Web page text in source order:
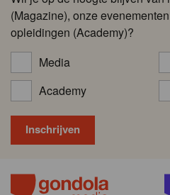
(Magazine), onze
opleidingen (Academy)?
Media
Academy